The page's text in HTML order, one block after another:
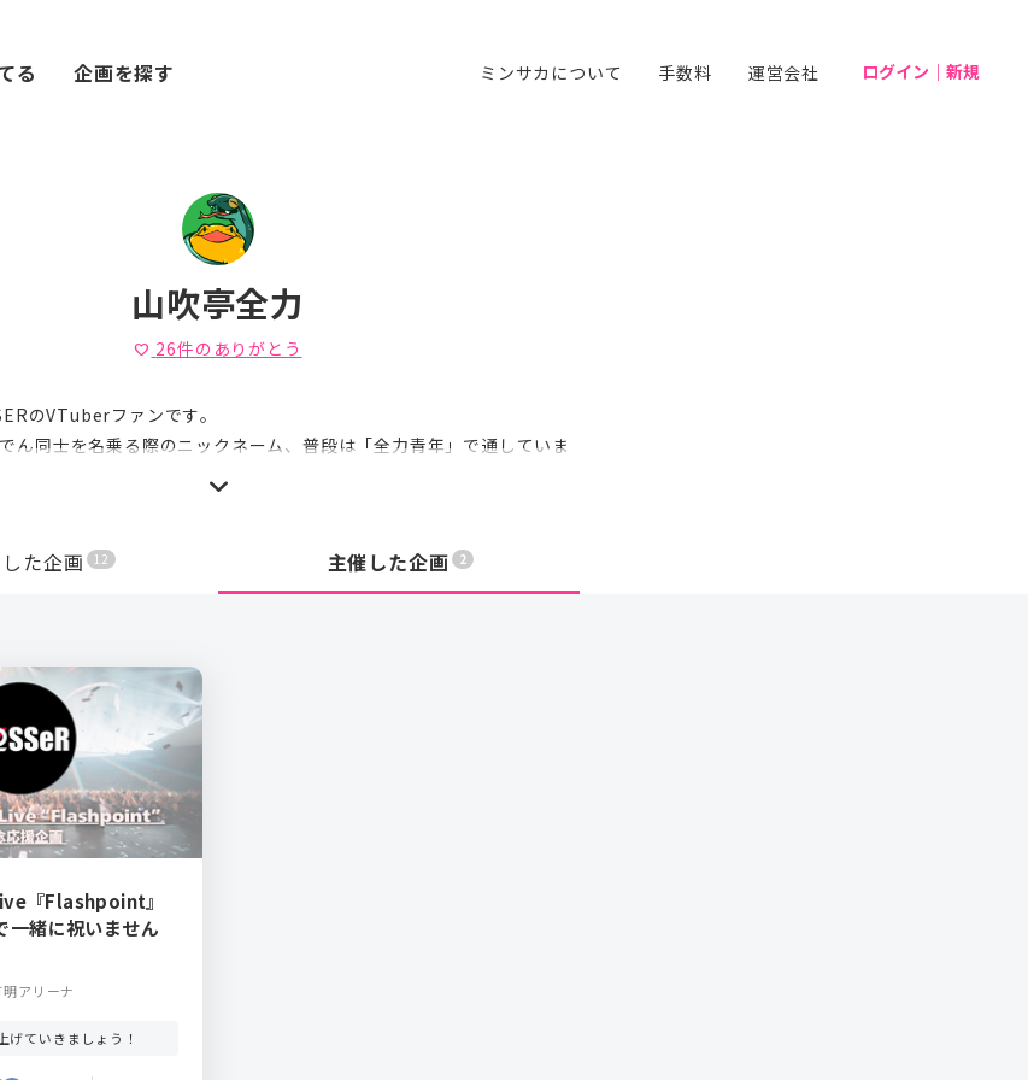
る 企画を探す ミンサカについて 手数料 運営会社 ログイン｜新規
山吹亭全力
favorite 26件のありがとう
のVTuberファンです。
でん同士を名乗る際のニックネーム、普段は「全力青年」で通していま
た企画 12 主催した企画 2
『Flashpoint』
一緒に祝いません
明アリーナ
げていきましょう！